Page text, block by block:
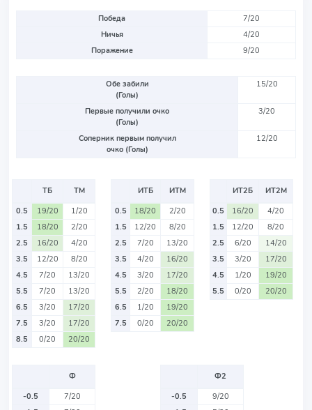
Победа
7/20
Ничья
4/20
Поражение
9/20
Обе забили
(Голы)
15/20
Первые получили очко
(Голы)
3/20
Соперник первым получил
очко (Голы)
12/20
ТБ
ТМ
0.5
19/20
1/20
1.5
18/20
2/20
2.5
16/20
4/20
3.5
12/20
8/20
4.5
7/20
13/20
5.5
7/20
13/20
6.5
3/20
17/20
7.5
3/20
17/20
8.5
0/20 20/20
ИТБ
ИТМ
0.5
18/20
2/20
1.5
12/20
8/20
2.5
7/20
13/20
3.5
4/20
16/20
4.5
3/20
17/20
5.5
2/20
18/20
6.5
1/20
19/20
7.5
0/20 20/20
ИТ2Б
ИТ2М
0.5
16/20
4/20
1.5
12/20
8/20
2.5
6/20
14/20
3.5
3/20
17/20
4.5
1/20
19/20
5.5
0/20 20/20
Ф
-0.5
7/20
Ф2
-0.5
9/20